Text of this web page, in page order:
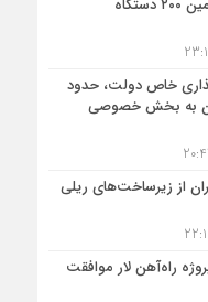
میلیون یورو برای تأمین ۲۰۰ دستگاه
خاص دولت، حدود
به بخش خصوصی
از زیرساخت‌های ریلی
راه‌آهن لار موافقت